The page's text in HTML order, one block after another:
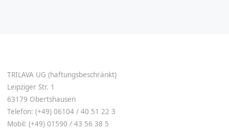
TRILAVA UG (haftungsbeschränkt)
Leipziger Str. 1
63179 Obertshausen
Telefon: (+49) 06104 / 40 51 22 3
Mobil: (+49) 01590 / 43 56 38 5